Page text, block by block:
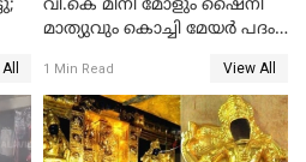
വി.കെ മിനി മോളും ഷൈനി
മാത്യുവും കൊച്ചി മേയർ പദം
മേയറാകില്ല
1 Min Read View All